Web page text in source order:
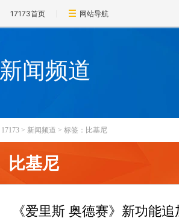
17173首页 网站导航
新闻频道
17173 > 新闻频道 > 标签：比基尼
比基尼
《爱里斯 奥德赛》新功能